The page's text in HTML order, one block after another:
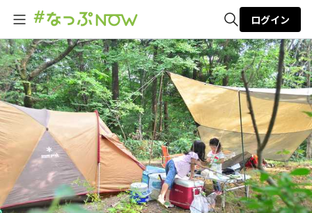
全体検索
検索
ログイン